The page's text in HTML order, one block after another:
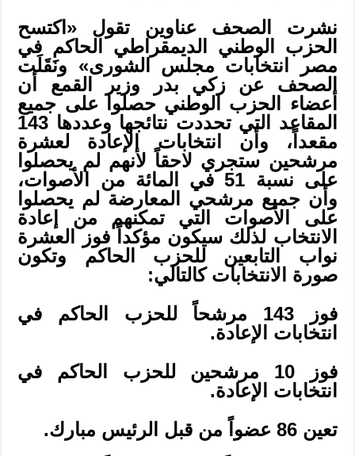
نشرت الصحف عناوين تقول «اكتسح
الحزب الوطني الديمقراطي الحاكم في
مصر انتخابات مجلس الشورى» ونَقَلَت
الصحف عن زكي بدر وزير القمع أن
أعضاء الحزب الوطني حصلوا على جميع
المقاعد التي تحددت نتائجها وعددها 143
مقعداً، وأن انتخابات الإعادة لعشرة
مرشحين ستجري لاحقاً لأنهم لم يحصلوا
على نسبة 51 في المائة من الأصوات،
وأن جميع مرشحي المعارضة لم يحصلوا
على الأصوات التي تمكنهم من إعادة
الانتخاب لذلك سيكون مؤكداً فوز العشرة
نواب التابعين للحزب الحاكم وتكون
صورة الانتخابات كالتالي:
فوز 143 مرشحاً للحزب الحاكم في
انتخابات الإعادة.
فوز 10 مرشحين للحزب الحاكم في
انتخابات الإعادة.
تعين 86 عضواً من قبل الرئيس مبارك.